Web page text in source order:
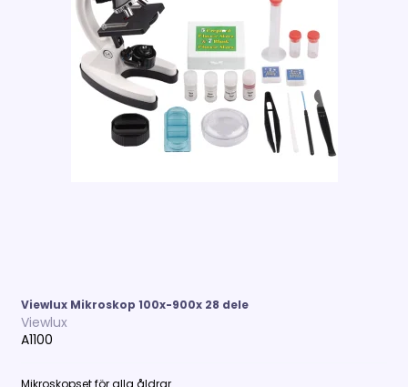
Viewlux Mikroskop 100x-900x 28 dele
Viewlux
A1100
Mikroskopset för alla åldrar